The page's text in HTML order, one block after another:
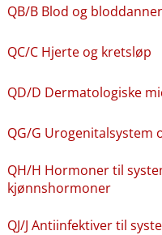
QB​/​B Blod og
QC​/​C Hjerte og kretsløp
QD​/​D Dermatologiske
QG​/​G Urogenitalsystem
QH​/​H Hormoner til
kjønnshormoner
QJ​/​J Antiinfektiver til